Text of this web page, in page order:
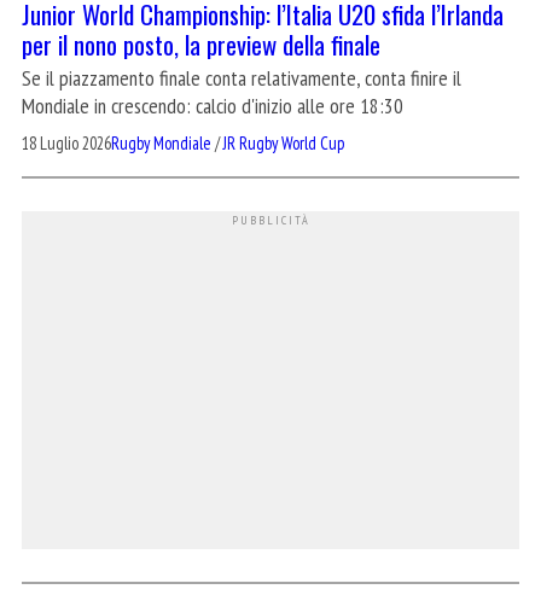
Junior World Championship: l’Italia U20 sfida l’Irlanda
per il nono posto, la preview della finale
Se il piazzamento finale conta relativamente, conta finire il
Mondiale in crescendo: calcio d'inizio alle ore 18:30
18 Luglio 2026Rugby Mondiale /JR Rugby World Cup